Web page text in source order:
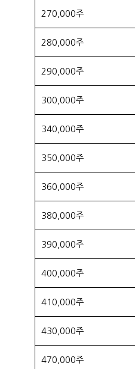
270,000주
280,000주
290,000주
300,000주
340,000주
350,000주
360,000주
380,000주
390,000주
400,000주
410,000주
430,000주
470,000주